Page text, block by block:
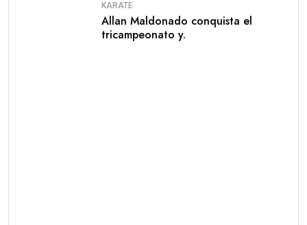
KARATE
Allan Maldonado conquista el
tricampeonato y.